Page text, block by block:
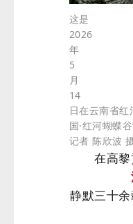
这是
2026
年
5
月
14
日在云南省红
国·红河蝴蝶
记者 陈欣波
在高
静默三十